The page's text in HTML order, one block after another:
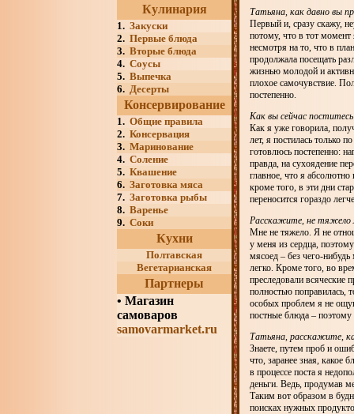
Кулинария
1. Закуски
2. Первые блюда
3. Вторые блюда
4. Соусы
5. Выпечка
6. Десерты
Консервирование
1. Общие правила
2. Консервация
3. Маринование
4. Соление
5. Квашение
6. Заготовка мяса
7. Заготовка рыбы
8. Варенье
9. Соки
Кухни
Полтавская
Вегетарианская
Партнеры
• Магазин
самоваров
samovarmarket.ru
Татьяна, как давно вы
Первый и, сразу скажу,
потому, что в тот момент
несмотря на то, что в
продолжала посещать
жизнью молодой и
плохое самочувствие.
постепенно.
Как вы сейчас
Как я уже говорила,
лет, я постилась только
готовлюсь постепенно:
правда, на сухоядение
главное, что я
кроме того, в эти дни
переносится гораздо
Расскажите, не тяжело
Мне не тяжело. Я не
у меня из сердца,
мясоед – без чего-
легко. Кроме того, во
преследовали всяческие
полностью поправилась,
особых проблем я не
постные блюда – поэтому
Татьяна, расскажите,
Знаете, путем проб и
что, заранее зная, какое
в процессе поста я
деньги. Ведь, продумав
Таким вот образом в
поисках нужных